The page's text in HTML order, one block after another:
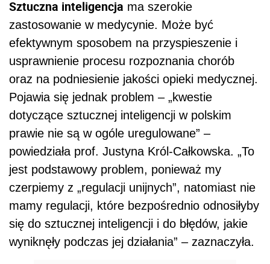
Sztuczna inteligencja ma szerokie
zastosowanie w medycynie. Może być
efektywnym sposobem na przyspieszenie i
usprawnienie procesu rozpoznania chorób
oraz na podniesienie jakości opieki medycznej.
Pojawia się jednak problem – „kwestie
dotyczące sztucznej inteligencji w polskim
prawie nie są w ogóle uregulowane” –
powiedziała prof. Justyna Król-Całkowska. „To
jest podstawowy problem, ponieważ my
czerpiemy z „regulacji unijnych”, natomiast nie
mamy regulacji, które bezpośrednio odnosiłyby
się do sztucznej inteligencji i do błędów, jakie
wyniknęły podczas jej działania” – zaznaczyła.